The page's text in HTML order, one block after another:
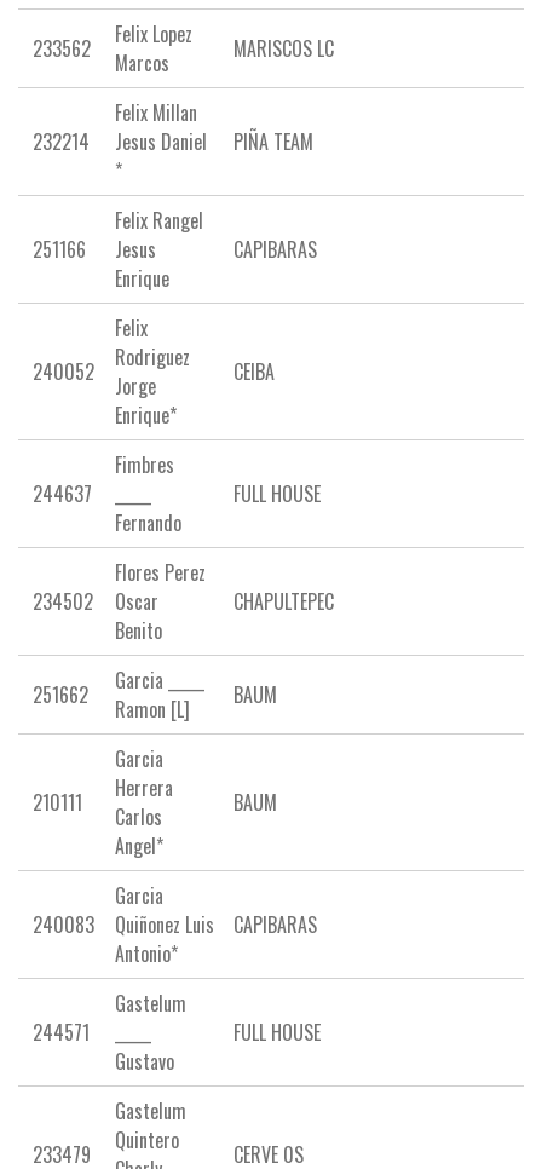
233562
Felix Lopez
Marcos
MARISCOS LC
232214
Felix Millan
Jesus Daniel
*
PIÑA TEAM
251166
Felix Rangel
Jesus
Enrique
CAPIBARAS
240052
Felix
Rodriguez
Jorge
Enrique*
CEIBA
244637
Fimbres
Fernando
FULL HOUSE
234502
Flores Perez
Oscar
Benito
CHAPULTEPEC
251662
Garcia _____
Ramon [L]
BAUM
210111
Garcia
Herrera
Carlos
Angel*
BAUM
240083
Garcia
Quiñonez Luis
Antonio*
CAPIBARAS
244571
Gastelum
Gustavo
FULL HOUSE
233479
Gastelum
Quintero
CERVE 0S